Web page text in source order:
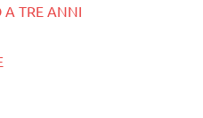
A TRE ANNI